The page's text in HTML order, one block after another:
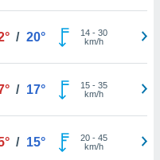
/ 20° 14- 30
km/h
/ 17° 15- 35
km/h
/ 15° 20- 45
km/h